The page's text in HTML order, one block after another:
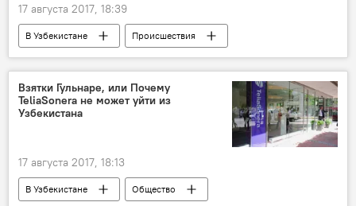
17 августа 2017, 18:39
В Узбекистане
Происшествия
Узбекистан
Нукус
Взятки Гульнаре, или Почему
TeliaSonera не может уйти из
Узбекистана
17 августа 2017, 18:13
В Узбекистане
Общество